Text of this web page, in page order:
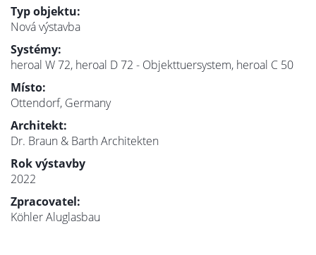
Typ objektu:
Nová výstavba
Systémy:
heroal W 72, heroal D 72 - Objekttuersystem, heroal C 50
Místo:
Ottendorf, Germany
Architekt:
Dr. Braun & Barth Architekten
Rok výstavby
2022
Zpracovatel:
Köhler Aluglasbau